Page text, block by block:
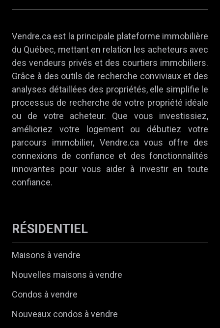
Vendre.ca est la principale plateforme immobilière
du Québec, mettant en relation les acheteurs avec
des vendeurs privés et des courtiers immobiliers.
Grâce à des outils de recherche conviviaux et des
analyses détaillées des propriétés, elle simplifie le
processus de recherche de votre propriété idéale
ou de votre acheteur. Que vous investissiez,
amélioriez votre logement ou débutiez votre
parcours immobilier, Vendre.ca vous offre des
connexions de confiance et des fonctionnalités
innovantes pour vous aider à investir en toute
confiance.
RÉSIDENTIEL
Maisons à vendre
Nouvelles maisons à vendre
Condos à vendre
Nouveaux condos à vendre